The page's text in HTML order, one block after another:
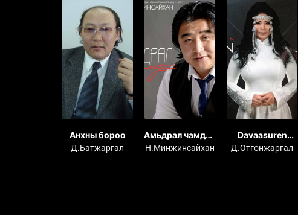
Анхны бороо
Д.Батжаргал
Амьдрал чамдаа
цомог
Н.Минжинсайхан
Davaasuren
OTGONJARGAL
Д.Отгонжаргал